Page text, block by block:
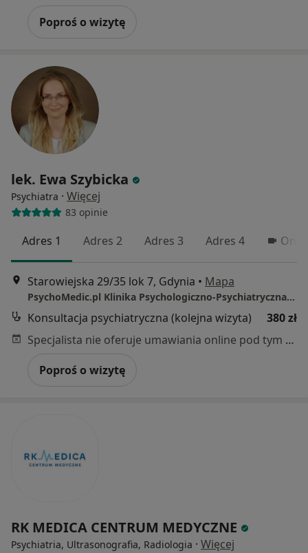
Poproś o wizytę
lek. Ewa Szybicka
Psychiatra · Więcej
83 opinie
Adres 1 Adres 2 Adres 3 Adres 4
Starowiejska 29/35 lok 7, Gdynia • Mapa
PsychoMedic.pl Klinika Psychologiczno-Psychiatryczna Gdynia ul. Starowiejska 35 lok. 7 (Śródmieście, okolice dworca Gdynia Główna)
Konsultacja psychiatryczna (kolejna wizyta)
380 zł
Specjalista nie oferuje umawiania online pod tym adresem.
Poproś o wizytę
RK MEDICA CENTRUM MEDYCZNE
Psychiatria, Ultrasonografia, Radiologia · Więcej